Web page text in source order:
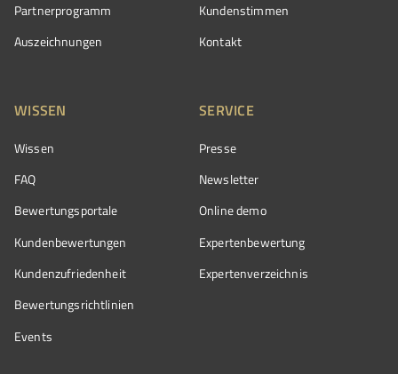
Partnerprogramm
Auszeichnungen
Kundenstimmen
Kontakt
WISSEN
Wissen
FAQ
Bewertungsportale
Kundenbewertungen
Kundenzufriedenheit
Bewertungs­richtlinien
Events
SERVICE
Presse
Newsletter
Online demo
Expertenbewertung
Expertenverzeichnis